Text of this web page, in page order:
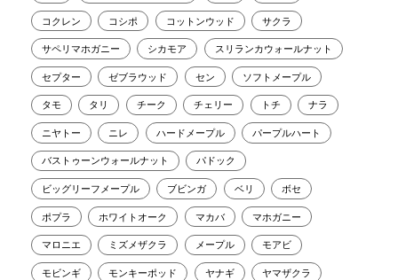
コクレン コシポ コットンウッド サクラ
サペリマホガニー シカモア スリランカウォールナット
セプター ゼブラウッド セン ソフトメープル
タモ タリ チーク チェリー トチ ナラ
ニヤトー ニレ ハードメープル パープルハート
バストゥーンウォールナット パドック
ビッグリーフメープル ブビンガ ベリ ボセ
ポプラ ホワイトオーク マカバ マホガニー
マロニエ ミズメザクラ メープル モアビ
モビンギ モンキーポッド ヤナギ ヤマザクラ